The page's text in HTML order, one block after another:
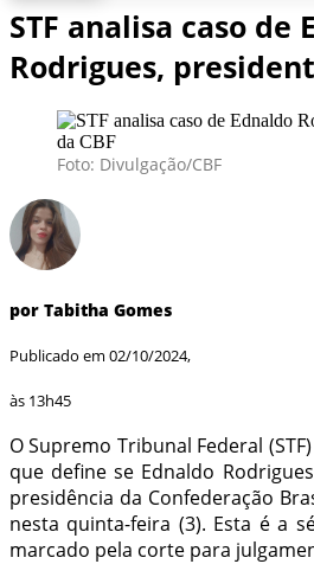
STF analisa caso de
Rodrigues,
Foto: Divulgação/CBF
por Tabitha Gomes
Publicado em 02/10/2024,
às 13h45
O Supremo Tribunal Federal
que define se Ednaldo
presidência da Confederação
nesta quinta-feira (3). Esta é a
marcado pela corte para